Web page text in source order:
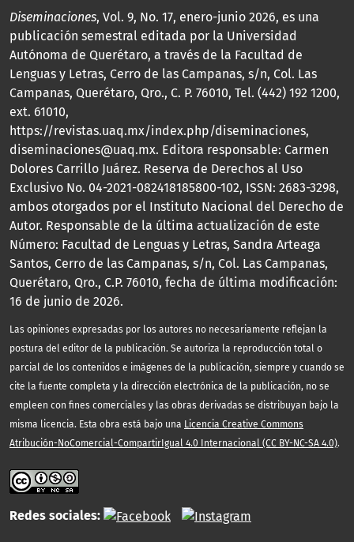
Diseminaciones, Vol. 9, No. 17, enero-junio 2026, es una
publicación semestral editada por la Universidad
Autónoma de Querétaro, a través de la Facultad de
Lenguas y Letras, Cerro de las Campanas, s/n, Col. Las
Campanas, Querétaro, Qro., C. P. 76010, Tel. (442) 192 1200,
ext. 61010,
https://revistas.uaq.mx/index.php/diseminaciones,
diseminaciones@uaq.mx. Editora responsable: Carmen
Dolores Carrillo Juárez. Reserva de Derechos al Uso
Exclusivo No. 04-2021-082418185800-102, ISSN: 2683-3298,
ambos otorgados por el Instituto Nacional del Derecho de
Autor. Responsable de la última actualización de este
Número: Facultad de Lenguas y Letras, Sandra Arteaga
Santos, Cerro de las Campanas, s/n, Col. Las Campanas,
Querétaro, Qro., C.P. 76010, fecha de última modificación:
16 de junio de 2026.
Las opiniones expresadas por los autores no necesariamente reflejan la
postura del editor de la publicación. Se autoriza la reproducción total o
parcial de los contenidos e imágenes de la publicación, siempre y cuando se
cite la fuente completa y la dirección electrónica de la publicación, no se
empleen con fines comerciales y las obras derivadas se distribuyan bajo la
misma licencia. Esta obra está bajo una Licencia Creative Commons
Atribución-NoComercial-CompartirIgual 4.0 Internacional (CC BY-NC-SA 4.0).
Redes sociales: